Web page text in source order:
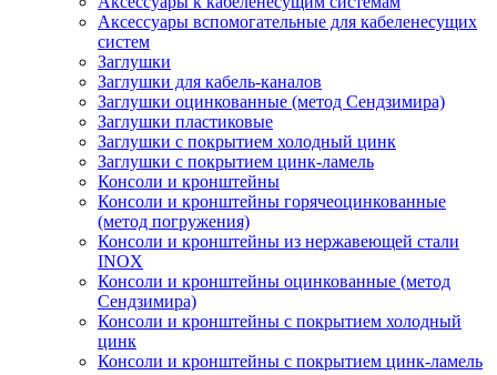
Аксессуары вспомогательные для кабеленесущих
систем
Заглушки
Заглушки для кабель-каналов
Заглушки оцинкованные (метод Сендзимира)
Заглушки пластиковые
Заглушки с покрытием холодный цинк
Заглушки с покрытием цинк-ламель
Консоли и кронштейны
Консоли и кронштейны горячеоцинкованные
(метод погружения)
Консоли и кронштейны из нержавеющей стали
INOX
Консоли и кронштейны оцинкованные (метод
Сендзимира)
Консоли и кронштейны с покрытием холодный
цинк
Консоли и кронштейны с покрытием цинк-ламель